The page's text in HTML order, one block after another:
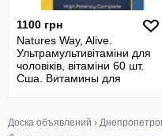
1100 грн
Natures Way, Alive.
Ультрамультивітаміни для
чоловіків, вітаміни 60 шт.
Сша. Витамины для
Доска объявлений ›